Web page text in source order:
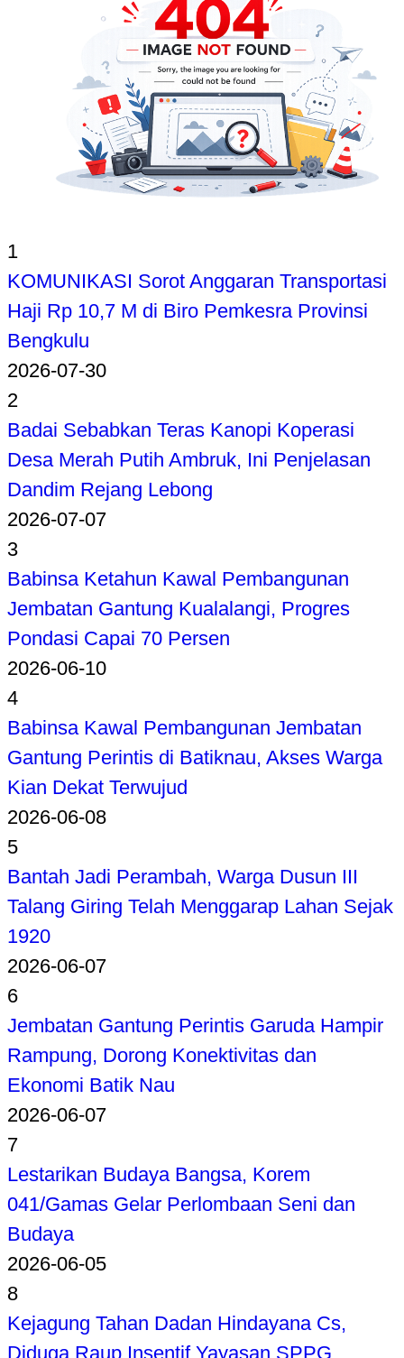
1
KOMUNIKASI Sorot Anggaran Transportasi
Haji Rp 10,7 M di Biro Pemkesra Provinsi
Bengkulu
2026-07-30
2
Badai Sebabkan Teras Kanopi Koperasi
Desa Merah Putih Ambruk, Ini Penjelasan
Dandim Rejang Lebong
2026-07-07
3
Babinsa Ketahun Kawal Pembangunan
Jembatan Gantung Kualalangi, Progres
Pondasi Capai 70 Persen
2026-06-10
4
Babinsa Kawal Pembangunan Jembatan
Gantung Perintis di Batiknau, Akses Warga
Kian Dekat Terwujud
2026-06-08
5
Bantah Jadi Perambah, Warga Dusun III
Talang Giring Telah Menggarap Lahan Sejak
1920
2026-06-07
6
Jembatan Gantung Perintis Garuda Hampir
Rampung, Dorong Konektivitas dan
Ekonomi Batik Nau
2026-06-07
7
Lestarikan Budaya Bangsa, Korem
041/Gamas Gelar Perlombaan Seni dan
Budaya
2026-06-05
8
Kejagung Tahan Dadan Hindayana Cs,
Diduga Raup Insentif Yayasan SPPG